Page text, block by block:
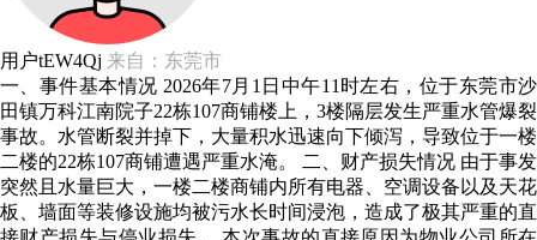
用户tEW4Qj 来自：东莞市
一、事件基本情况 2026年7月1日中午11时左右，位于东莞市沙
田镇万科江南院子22栋107商铺楼上，3楼隔层发生严重水管爆裂
事故。水管断裂并掉下，大量积水迅速向下倾泻，导致位于一楼
二楼的22栋107商铺遭遇严重水淹。 二、财产损失情况 由于事发
突然且水量巨大，一楼二楼商铺内所有电器、空调设备以及天花
板、墙面等装修设施均被污水长时间浸泡，造成了极其严重的直